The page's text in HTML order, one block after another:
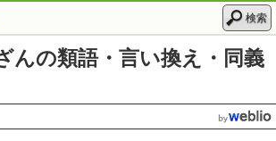
検索
んの類語・言い換え・同義